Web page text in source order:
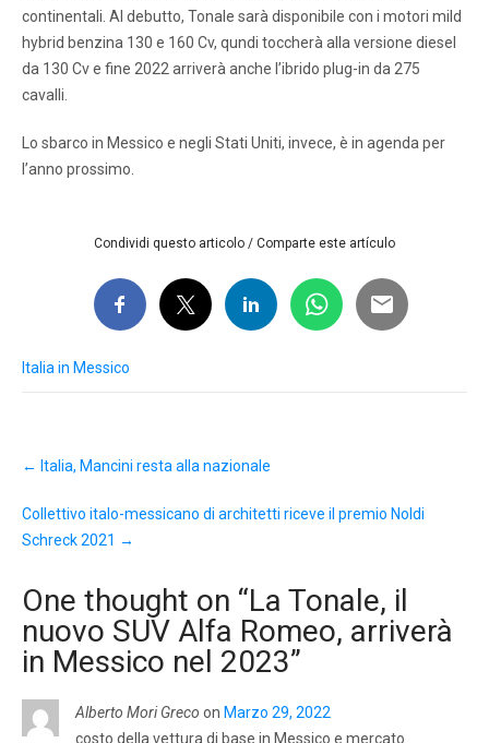
continentali. Al debutto, Tonale sarà disponibile con i motori mild
hybrid benzina 130 e 160 Cv, qundi toccherà alla versione diesel
da 130 Cv e fine 2022 arriverà anche l’ibrido plug-in da 275
cavalli.
Lo sbarco in Messico e negli Stati Uniti, invece, è in agenda per
l’anno prossimo.
Condividi questo articolo / Comparte este artículo
Italia in Messico
navigation
← Italia, Mancini resta alla nazionale
Collettivo italo-messicano di architetti riceve il premio Noldi
Schreck 2021 →
One thought on “La Tonale, il
nuovo SUV Alfa Romeo, arriverà
in Messico nel 2023”
Alberto Mori Greco on Marzo 29, 2022
costo della vettura di base in Messico e mercato